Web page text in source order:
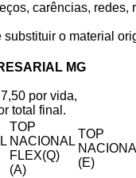
carências,
substituir o material
MG
por vida,
total final.
TOP
NACIONAL
FLEX(Q)
(A)
TOP
(E)